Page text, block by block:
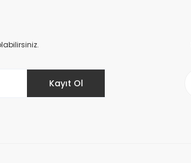
Kayıt Ol